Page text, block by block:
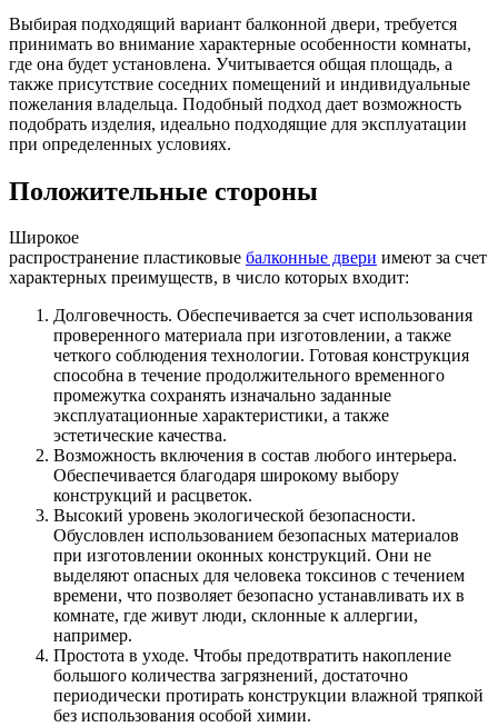
Выбирая подходящий вариант балконной двери, требуется
принимать во внимание характерные особенности комнаты,
где она будет установлена. Учитывается общая площадь, а
также присутствие соседних помещений и индивидуальные
пожелания владельца. Подобный подход дает возможность
подобрать изделия, идеально подходящие для эксплуатации
при определенных условиях.
Положительные стороны
Широкое
распространение пластиковые балконные двери имеют за счет
характерных преимуществ, в число которых входит:
Долговечность. Обеспечивается за счет использования
проверенного материала при изготовлении, а также
четкого соблюдения технологии. Готовая конструкция
способна в течение продолжительного временного
промежутка сохранять изначально заданные
эксплуатационные характеристики, а также
эстетические качества.
Возможность включения в состав любого интерьера.
Обеспечивается благодаря широкому выбору
конструкций и расцветок.
Высокий уровень экологической безопасности.
Обусловлен использованием безопасных материалов
при изготовлении оконных конструкций. Они не
выделяют опасных для человека токсинов с течением
времени, что позволяет безопасно устанавливать их в
комнате, где живут люди, склонные к аллергии,
например.
Простота в уходе. Чтобы предотвратить накопление
большого количества загрязнений, достаточно
периодически протирать конструкции влажной тряпкой
без использования особой химии.